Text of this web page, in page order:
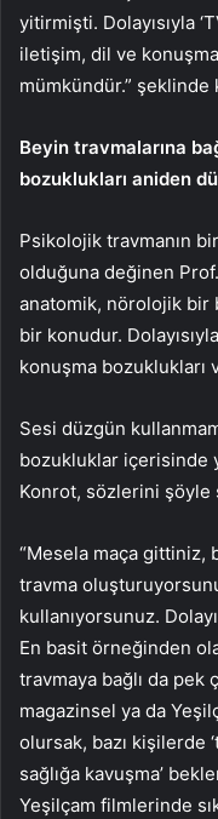
yitirmişti. Dolayısıyla
iletişim, dil ve
mümkündür.” şeklinde
Beyin travmalarına
bozuklukları aniden
Psikolojik travmanın
olduğuna değinen
anatomik, nörolojik bir
bir konudur.
konuşma bozuklukları
Sesi düzgün
bozukluklar içerisinde
Konrot, sözlerini şöyle
“Mesela maça gittiniz,
travma
kullanıyorsunuz.
En basit örneğinden
travmaya bağlı da pek
magazinsel ya da
olursak, bazı kişilerde
sağlığa kavuşma’
Yeşilçam filmlerinde